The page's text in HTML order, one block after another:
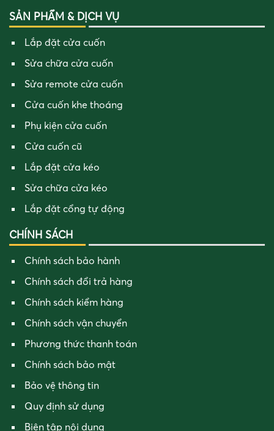
SẢN PHẨM & DỊCH VỤ
Lắp đặt cửa cuốn
Sửa chữa cửa cuốn
Sửa remote cửa cuốn
Cửa cuốn khe thoáng
Phụ kiện cửa cuốn
Cửa cuốn cũ
Lắp đặt cửa kéo
Sửa chữa cửa kéo
Lắp đặt cổng tự động
CHÍNH SÁCH
Chính sách bảo hành
Chính sách đổi trả hàng
Chính sách kiểm hàng
Chính sách vận chuyển
Phương thức thanh toán
Chính sách bảo mật
Bảo vệ thông tin
Quy định sử dụng
Biên tập nội dung